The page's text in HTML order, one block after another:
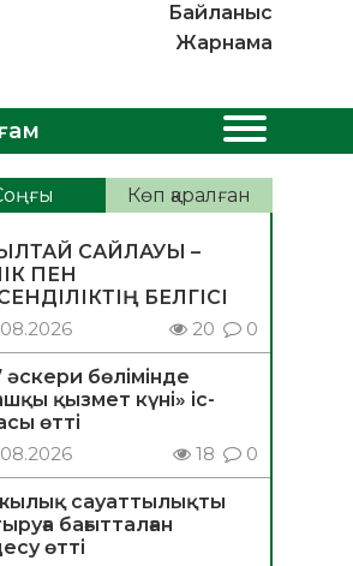
Байланыс
Жарнама
Көп қаралған
САЙЛАУЫ –
ПЕН
БЕЛГІСІ
20 0
әскери бөлімінде
қызмет күні» іс-
өтті
18 0
сауаттылықты
бағытталған
өтті